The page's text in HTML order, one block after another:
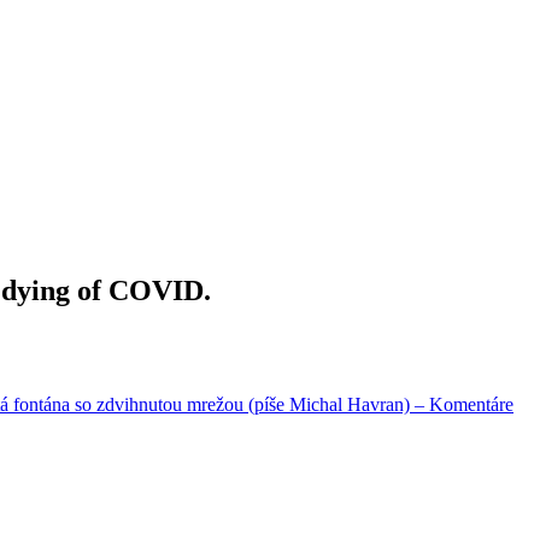
of COVID.
fontána so zdvihnutou mrežou (píše Michal Havran) – Komentáre